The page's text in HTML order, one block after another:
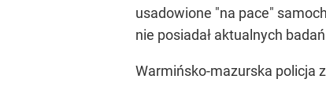
usadowione "na pace"
nie posiadał aktualnych
Warmińsko-mazurska policja